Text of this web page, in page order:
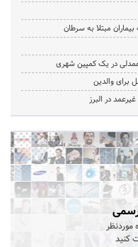
مبتلا به سرطان
همدلی در یک کمپین شهری
برای والدین
در البرز
رسمی
موردنظر
کنید